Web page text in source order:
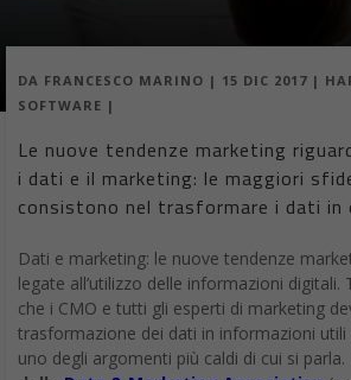
DA FRANCESCO MARINO | 15 DIC 2017 |
SOFTWARE |
Le nuove tendenze marketing
i dati e il marketing: le maggiori
consistono nel trasformare i dati in
Dati e marketing: le nuove tendenze
legate all’utilizzo delle informazioni digitali.
che i CMO e tutti gli esperti di marketing
trasformazione dei dati in informazioni utili
uno degli argomenti più caldi di cui si parla.